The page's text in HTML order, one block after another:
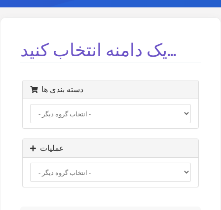
یک دامنه انتخاب کنید...
دسته بندی ها
عملیات